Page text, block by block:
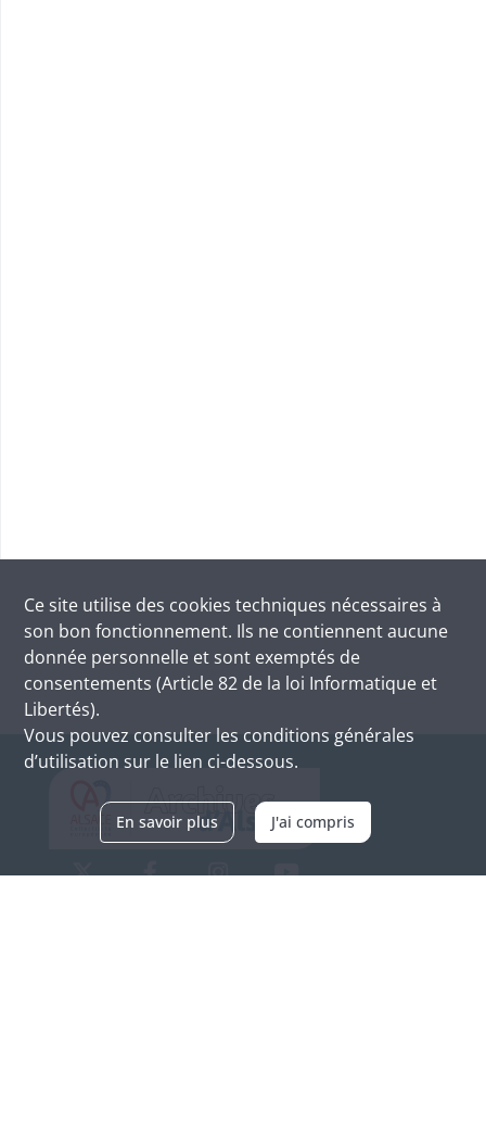
Ce site utilise des cookies techniques nécessaires à
son bon fonctionnement. Ils ne contiennent aucune
donnée personnelle et sont exemptés de
consentements (Article 82 de la loi Informatique et
Libertés).
Vous pouvez consulter les conditions générales
d’utilisation sur le lien ci-dessous.
En savoir plus J'ai compris